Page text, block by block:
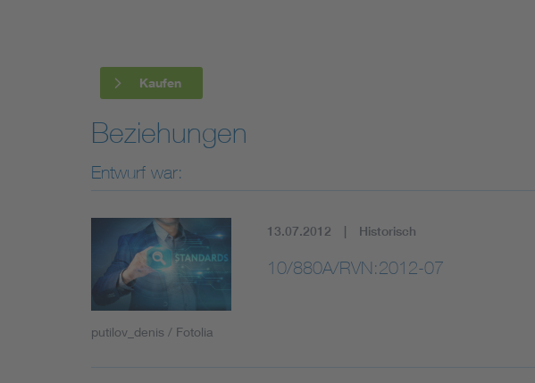
Mobility
Smart Cities
Kaufen
Beziehungen
Entwurf war:
putilov_denis / Fotolia
13.07.2012 Historisch
10/880A/RVN:2012-07